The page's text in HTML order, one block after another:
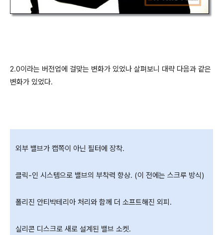
2.0이라는 버전업에 걸맞는 변화가 있었나 살펴보니 대략 다음과 같은
변화가 있었다.
외부 밸브가 캡쪽이 아닌 필터에 장착.
클릭-인 시스템으로 밸브의 부착력 향상. (이 전에는 스크루 방식)
폴리진 안티박테리아 처리와 함께 더 소프트해진 외피.
실리콘 디스크로 새로 설계된 밸브 소켓.